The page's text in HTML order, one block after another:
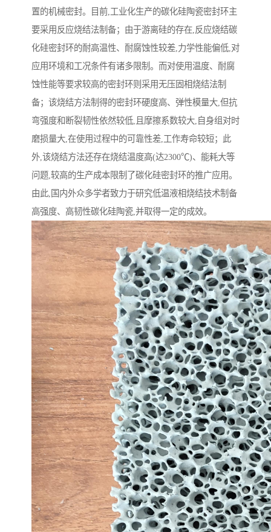
置的机械密封。目前,工业化生产的碳化硅陶瓷密封环主
要采用反应烧结法制备；由于游离硅的存在,反应烧结碳
化硅密封环的耐高温性、耐腐蚀性较差,力学性能偏低,对
应用环境和工况条件有诸多限制。而对使用温度、耐腐
蚀性能等要求较高的密封环则采用无压固相烧结法制
备；该烧结方法制得的密封环硬度高、弹性模量大,但抗
弯强度和断裂韧性依然较低,且摩擦系数较大,自身组对时
磨损量大,在使用过程中的可靠性差,工作寿命较短；此
外,该烧结方法还存在烧结温度高(达2300℃)、能耗大等
问题,较高的生产成本限制了碳化硅密封环的推广应用。
由此,国内外众多学者致力于研究低温液相烧结技术制备
高强度、高韧性碳化硅陶瓷,并取得一定的成效。